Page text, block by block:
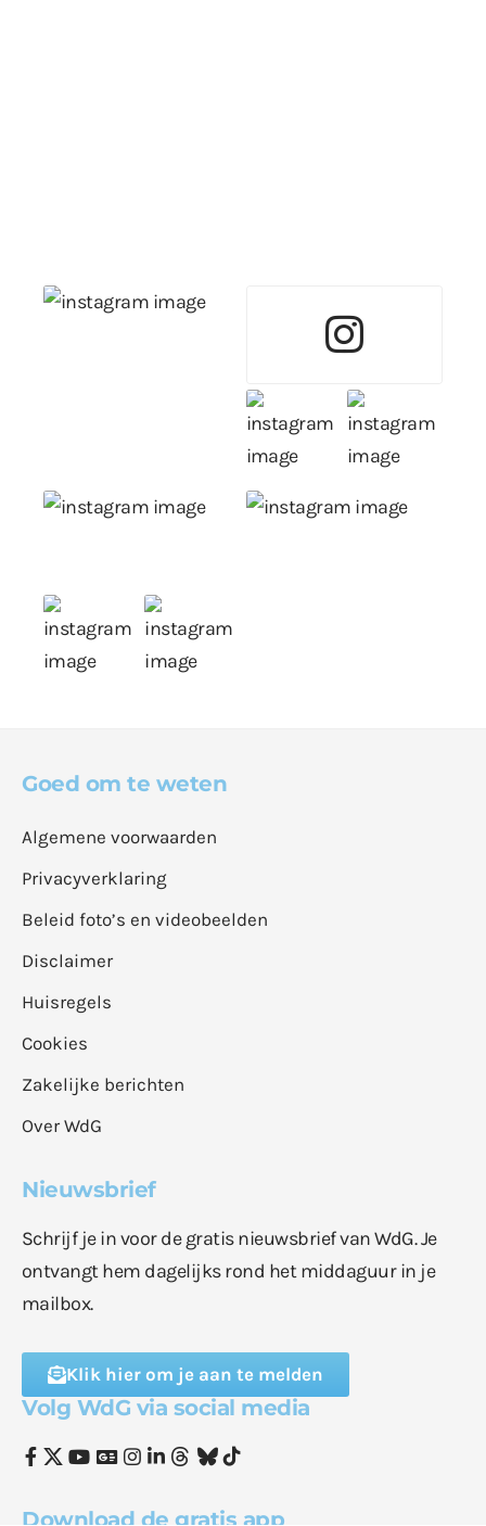
Goed om te weten
Algemene voorwaarden
Privacyverklaring
Beleid foto’s en videobeelden
Disclaimer
Huisregels
Cookies
Zakelijke berichten
Over WdG
Nieuwsbrief
Schrijf je in voor de gratis nieuwsbrief van WdG. Je
ontvangt hem dagelijks rond het middaguur in je
mailbox.
Klik hier om je aan te melden
Volg WdG via social media
Download de gratis app